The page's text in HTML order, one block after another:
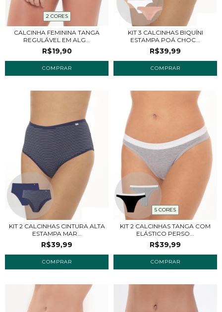
2 CORES
CALCINHA FEMININA TANGA
REGULÁVEL EM ALG...
R$19,90
COMPRAR
KIT 3 CALCINHAS BIQUÍNI
ESTAMPA POÁ CHOC...
R$39,99
COMPRAR
KIT 2 CALCINHAS CINTURA ALTA
ESTAMPA MAR...
R$39,99
COMPRAR
5 CORES
KIT 2 CALCINHAS TANGA COM
ELÁSTICO PERSO...
R$39,99
COMPRAR